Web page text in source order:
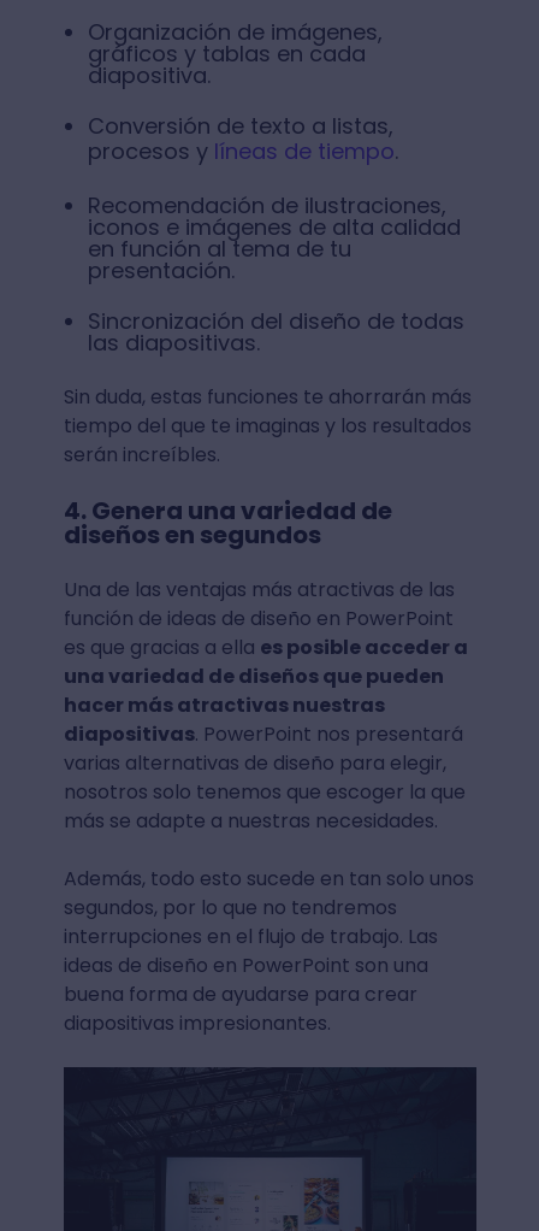
Organización de imágenes,
gráficos y tablas en cada
diapositiva.
Conversión de texto a listas,
procesos y líneas de tiempo.
Recomendación de ilustraciones,
iconos e imágenes de alta calidad
en función al tema de tu
presentación.
Sincronización del diseño de todas
las diapositivas.
Sin duda, estas funciones te ahorrarán más
tiempo del que te imaginas y los resultados
serán increíbles.
4. Genera una variedad de
diseños en segundos
Una de las ventajas más atractivas de las
función de ideas de diseño en PowerPoint
es que gracias a ella es posible acceder a
una variedad de diseños que pueden
hacer más atractivas nuestras
diapositivas. PowerPoint nos presentará
varias alternativas de diseño para elegir,
nosotros solo tenemos que escoger la que
más se adapte a nuestras necesidades.
Además, todo esto sucede en tan solo unos
segundos, por lo que no tendremos
interrupciones en el flujo de trabajo. Las
ideas de diseño en PowerPoint son una
buena forma de ayudarse para crear
diapositivas impresionantes.